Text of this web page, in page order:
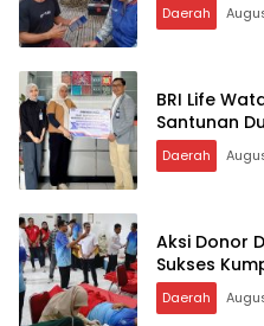
Daerah
BRI Life
Santunan
Daerah
Aksi Donor
Sukses
Daerah